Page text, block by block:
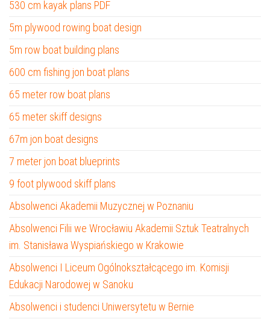
530 cm kayak plans PDF
5m plywood rowing boat design
5m row boat building plans
600 cm fishing jon boat plans
65 meter row boat plans
65 meter skiff designs
67m jon boat designs
7 meter jon boat blueprints
9 foot plywood skiff plans
Absolwenci Akademii Muzycznej w Poznaniu
Absolwenci Filii we Wrocławiu Akademii Sztuk Teatralnych
im. Stanisława Wyspiańskiego w Krakowie
Absolwenci I Liceum Ogólnokształcącego im. Komisji
Edukacji Narodowej w Sanoku
Absolwenci i studenci Uniwersytetu w Bernie